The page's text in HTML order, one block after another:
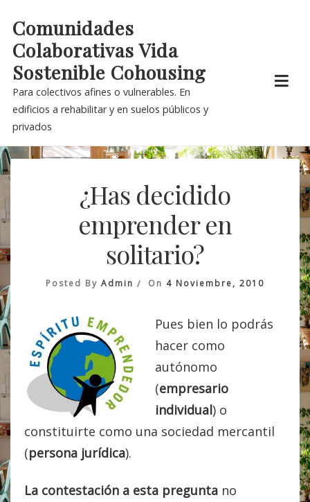
content
Comunidades
Colaborativas Vida
Sostenible Cohousing
Para colectivos afines o vulnerables. En
edificios a rehabilitar y en suelos públicos y
privados
¿Has decidido
emprender en
solitario?
Posted By Admin On 4 Noviembre, 2010
Pues bien lo podrás
hacer como
autónomo
(empresario
individual) o
constituirte como una sociedad mercantil
(persona jurídica).
La contestación a esta pregunta no